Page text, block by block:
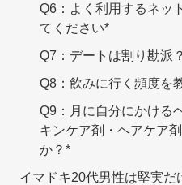
Q6：よく利用するネッ
てください*
Q7：デートは割り勘派
Q8：飲みに行く頻度を
Q9：月に自分にかける
キンケア剤・ヘアケア
か？*
イマドキ20代男性は堅実だ